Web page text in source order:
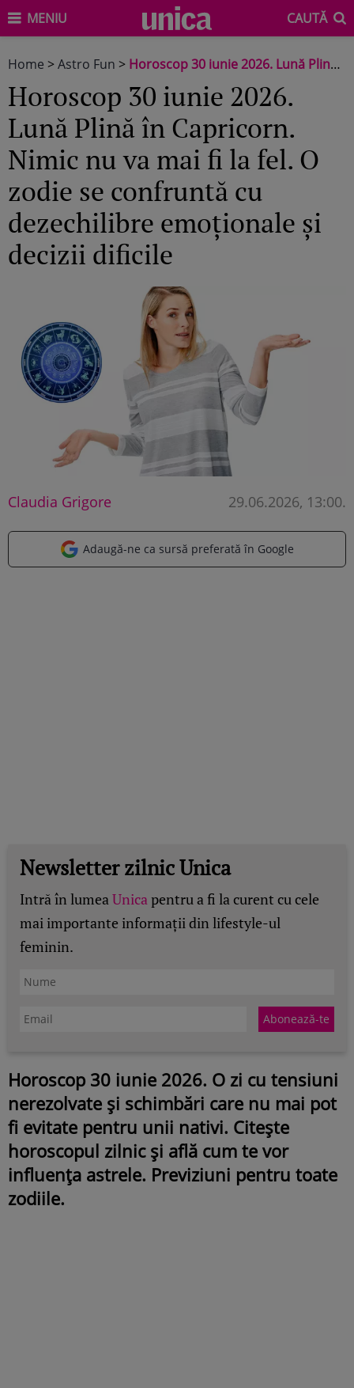
MENIU CAUTĂ
Home >Astro Fun > Horoscop 30 iunie 2026. Lună Plină în Capricorn. Nimic nu va mai fi la fel. O zodie se confruntă cu dezechilibre emoționale și decizii dificile
Horoscop 30 iunie 2026.
Lună Plină în Capricorn.
Nimic nu va mai fi la fel. O
zodie se confruntă cu
dezechilibre emoționale și
decizii dificile
Claudia Grigore 29.06.2026, 13:00.
Adaugă-ne ca sursă preferată în Google
Newsletter zilnic Unica
Intră în lumeaUnicapentru a fi la curent cu cele
mai importante informații din lifestyle-ul
feminin.
Horoscop 30 iunie 2026. O zi cu tensiuni
nerezolvate și schimbări care nu mai pot
fi evitate pentru unii nativi. Citește
horoscopul zilnic și află cum te vor
influența astrele. Previziuni pentru toate
zodiile.